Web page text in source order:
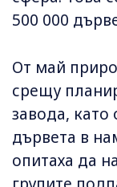
500 000
От май
срещу
завода, като
дървета в
опитаха да